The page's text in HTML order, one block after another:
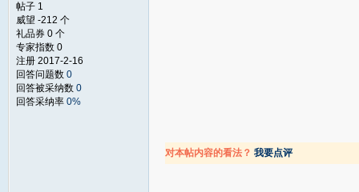
帖子 1
威望 -212 个
礼品券 0 个
专家指数 0
注册 2017-2-16
回答问题数 0
回答被采纳数 0
回答采纳率 0%
对本帖内容的看法？ 我要点评